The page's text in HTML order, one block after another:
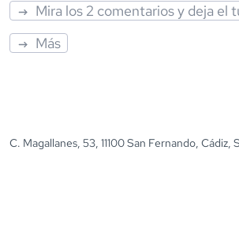
Mira los 2 comentarios y deja el
Más
C. Magallanes, 53, 11100 San Fernando, Cádiz,